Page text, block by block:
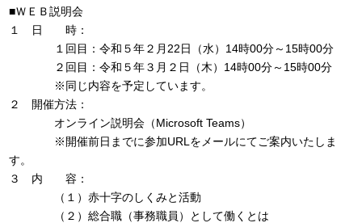
■ＷＥＢ説明会
１ 日 時：
１回目：令和５年２月22日（水）14時00分～15時00分
２回目：令和５年３月２日（木）14時00分～15時00分
※同じ内容を予定しています。
２ 開催方法：
オンライン説明会（Microsoft Teams）
※開催前日までに参加URLをメールにてご案内いたしま
す。
３ 内 容：
（１）赤十字のしくみと活動
（２）総合職（事務職員）として働くとは